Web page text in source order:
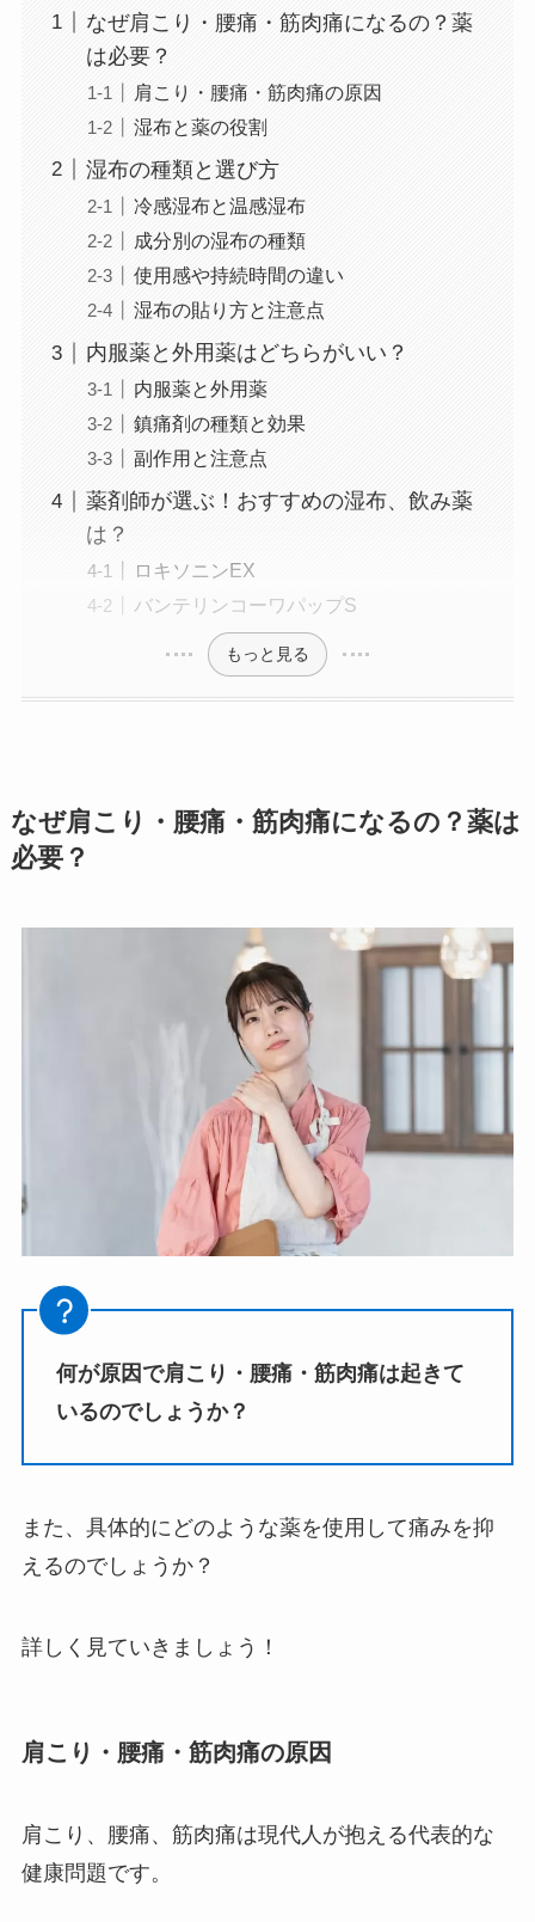
なぜ肩こり・腰痛・筋肉痛になるの？薬
は必要？
肩こり・腰痛・筋肉痛の原因
湿布と薬の役割
湿布の種類と選び方
冷感湿布と温感湿布
成分別の湿布の種類
使用感や持続時間の違い
湿布の貼り方と注意点
内服薬と外用薬はどちらがいい？
内服薬と外用薬
鎮痛剤の種類と効果
副作用と注意点
薬剤師が選ぶ！おすすめの湿布、飲み薬
は？
ロキソニンEX
バンテリンコーワパップS
もっと見る
なぜ肩こり・腰痛・筋肉痛になるの？薬は
必要？
何が原因で肩こり・腰痛・筋肉痛は起きて
いるのでしょうか？
また、具体的にどのような薬を使用して痛みを抑
えるのでしょうか？
詳しく見ていきましょう！
肩こり・腰痛・筋肉痛の原因
肩こり、腰痛、筋肉痛は現代人が抱える代表的な
健康問題です。